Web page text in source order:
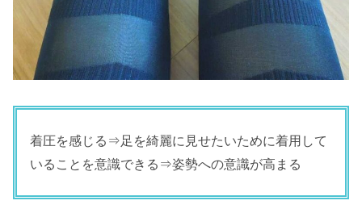
着圧を感じる⇒足を綺麗に見せたいために着用して
いることを意識できる⇒姿勢への意識が高まる